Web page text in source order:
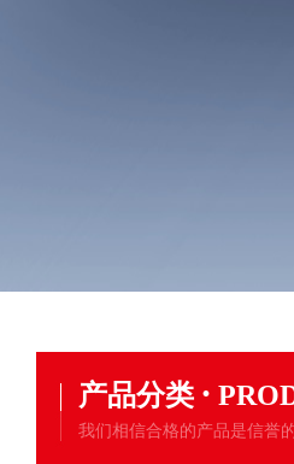
产品分类 ·
我们相信合格的产品是信誉